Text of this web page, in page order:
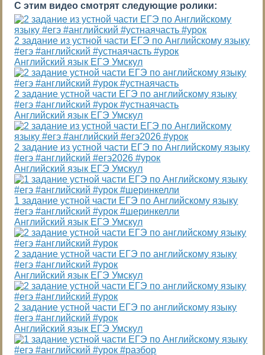
С этим видео смотрят следующие ролики:
2 задание из устной части ЕГЭ по Английскому языку
#егэ #английский #устнаячасть #урок
Английский язык ЕГЭ Умскул
2 задание устной части ЕГЭ по английскому языку
#егэ #английский #урок #устнаячасть
Английский язык ЕГЭ Умскул
2 задание из устной части ЕГЭ по Английскому языку
#егэ #английский #егэ2026 #урок
Английский язык ЕГЭ Умскул
1 задание устной части ЕГЭ по Английскому языку
#егэ #английский #урок #шеринкелли
Английский язык ЕГЭ Умскул
2 задание устной части ЕГЭ по английскому языку
#егэ #английский #урок
Английский язык ЕГЭ Умскул
2 задание устной части ЕГЭ по английскому языку
#егэ #английский #урок
Английский язык ЕГЭ Умскул